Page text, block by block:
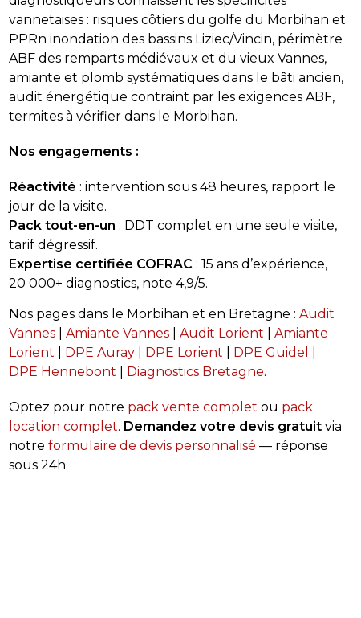
vannetaises : risques côtiers du golfe du Morbihan et
PPRn inondation des bassins Liziec/Vincin, périmètre
ABF des remparts médiévaux et du vieux Vannes,
amiante et plomb systématiques dans le bâti ancien,
audit énergétique contraint par les exigences ABF,
termites à vérifier dans le Morbihan.
Nos engagements :
Réactivité : intervention sous 48 heures, rapport le
jour de la visite.
Pack tout-en-un : DDT complet en une seule visite,
tarif dégressif.
Expertise certifiée COFRAC: 15 ans d’expérience,
20 000+ diagnostics, note 4,9/5.
Nos pages dans le Morbihan et en Bretagne : Audit
Vannes| Amiante Vannes| Audit Lorient
Amiante
Lorient
DPE Auray| DPE Lorient DPE Guidel
DPE Hennebont
Diagnostics Bretagne.
Optez pour notre pack vente complet ou pack
location complet. Demandez votre devis gratuitvia
notre formulaire de devis personnalisé — réponse
sous 24h.